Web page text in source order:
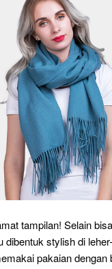
tampilan! Selain
dibentuk stylish di
pakaian dengan